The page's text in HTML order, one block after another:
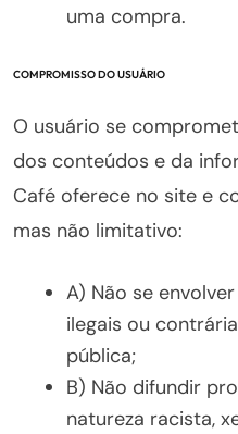
uma compra.
COMPROMISSO DO USUÁRIO
O usuário se
dos conteúdos e da
Café oferece no site e
mas não limitativo:
A) Não se
ilegais ou
pública;
B) Não difundir
natureza racista,